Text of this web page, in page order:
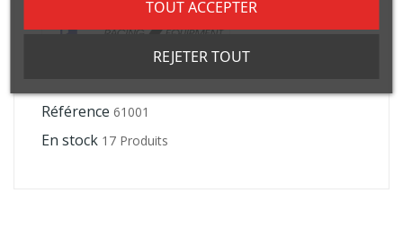
Référence 61001
En stock 17 Produits
REJETER TOUT
TOUT ACCEPTER